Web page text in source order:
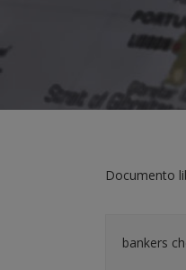
Documento
bankers